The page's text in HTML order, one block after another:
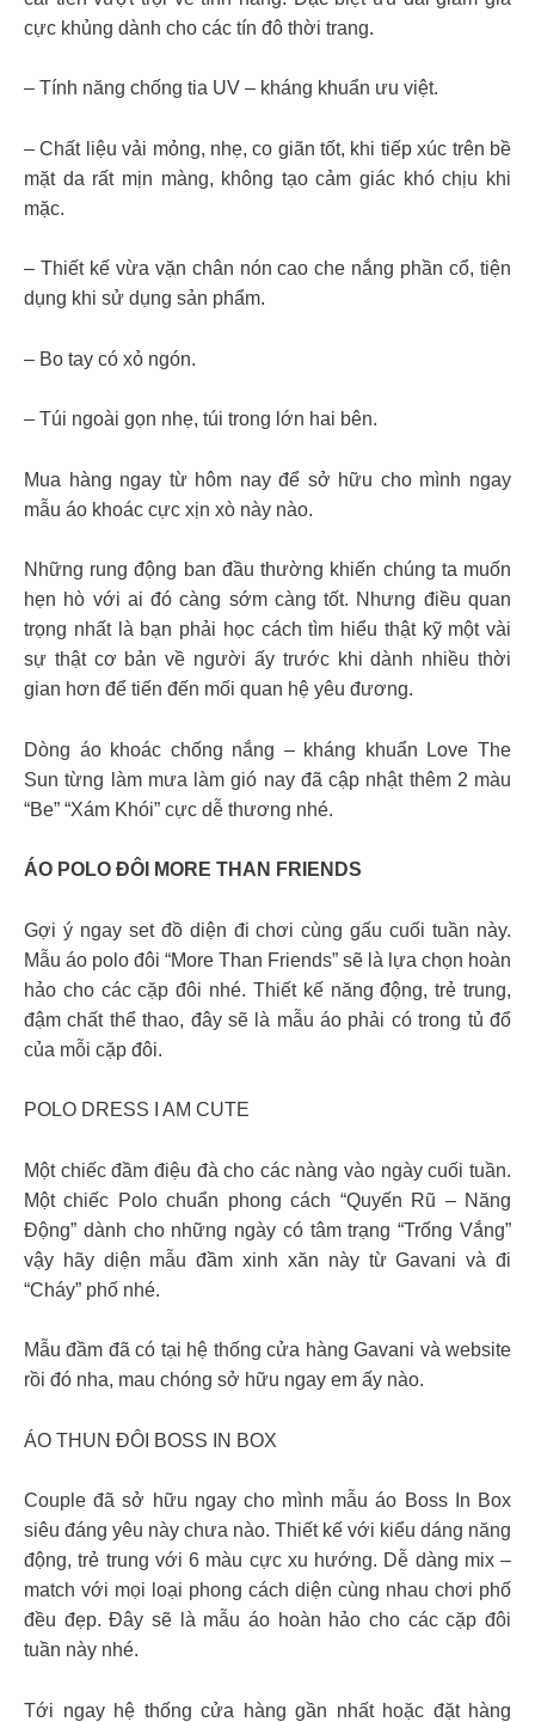
cực khủng dành cho các tín đô thời trang.
– Tính năng chống tia UV – kháng khuẩn ưu việt.
– Chất liệu vải mỏng, nhẹ, co giãn tốt, khi tiếp xúc trên bề
mặt da rất mịn màng, không tạo cảm giác khó chịu khi
mặc.
– Thiết kế vừa vặn chân nón cao che nắng phần cổ, tiện
dụng khi sử dụng sản phẩm.
– Bo tay có xỏ ngón.
– Túi ngoài gọn nhẹ, túi trong lớn hai bên.
Mua hàng ngay từ hôm nay để sở hữu cho mình ngay
mẫu áo khoác cực xịn xò này nào.
Những rung động ban đầu thường khiến chúng ta muốn
hẹn hò với ai đó càng sớm càng tốt. Nhưng điều quan
trọng nhất là bạn phải học cách tìm hiểu thật kỹ một vài
sự thật cơ bản về người ấy trước khi dành nhiều thời
gian hơn để tiến đến mối quan hệ yêu đương.
Dòng áo khoác chống nắng – kháng khuẩn Love The
Sun từng làm mưa làm gió nay đã cập nhật thêm 2 màu
“Be” “Xám Khói” cực dễ thương nhé.
ÁO POLO ĐÔI MORE THAN FRIENDS
Gợi ý ngay set đồ diện đi chơi cùng gấu cuối tuần này.
Mẫu áo polo đôi “More Than Friends” sẽ là lựa chọn hoàn
hảo cho các cặp đôi nhé. Thiết kế năng động, trẻ trung,
đậm chất thể thao, đây sẽ là mẫu áo phải có trong tủ đổ
của mỗi cặp đôi.
POLO DRESS I AM CUTE
Một chiếc đầm điệu đà cho các nàng vào ngày cuối tuần.
Một chiếc Polo chuẩn phong cách “Quyến Rũ – Năng
Động” dành cho những ngày có tâm trạng “Trống Vắng”
vậy hãy diện mẫu đầm xinh xăn này từ Gavani và đi
“Cháy” phố nhé.
Mẫu đầm đã có tại hệ thống cửa hàng Gavani và website
rồi đó nha, mau chóng sở hữu ngay em ấy nào.
ÁO THUN ĐÔI BOSS IN BOX
Couple đã sở hữu ngay cho mình mẫu áo Boss In Box
siêu đáng yêu này chưa nào. Thiết kế với kiểu dáng năng
động, trẻ trung với 6 màu cực xu hướng. Dễ dàng mix –
match với mọi loại phong cách diện cùng nhau chơi phố
đều đẹp. Đây sẽ là mẫu áo hoàn hảo cho các cặp đôi
tuần này nhé.
Tới ngay hệ thống cửa hàng gần nhất hoặc đặt hàng